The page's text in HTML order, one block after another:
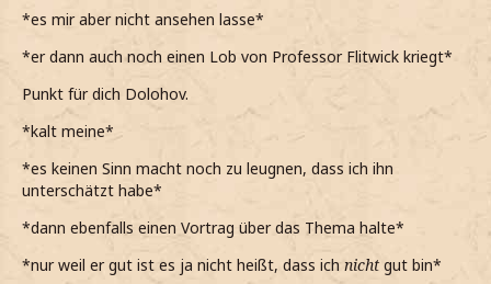
*es mir aber nicht ansehen lasse*
*er dann auch noch einen Lob von Professor Flitwick kriegt*
Punkt für dich Dolohov.
*kalt meine*
*es keinen Sinn macht noch zu leugnen, dass ich ihn
unterschätzt habe*
*dann ebenfalls einen Vortrag über das Thema halte*
*nur weil er gut ist es ja nicht heißt, dass ich nicht gut bin*